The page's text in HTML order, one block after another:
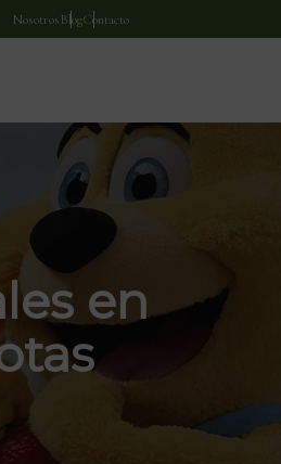
NosotrosBlogContacto
en